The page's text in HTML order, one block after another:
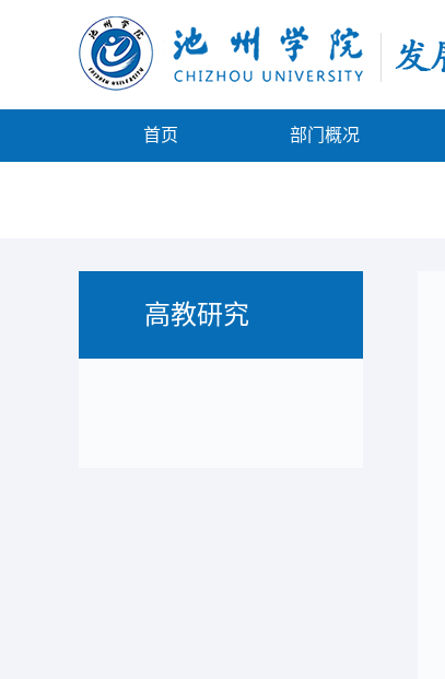
首页 部门概况
高教研究